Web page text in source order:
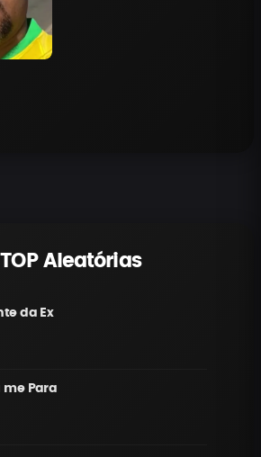
Aleatórias
da Ex
me Para